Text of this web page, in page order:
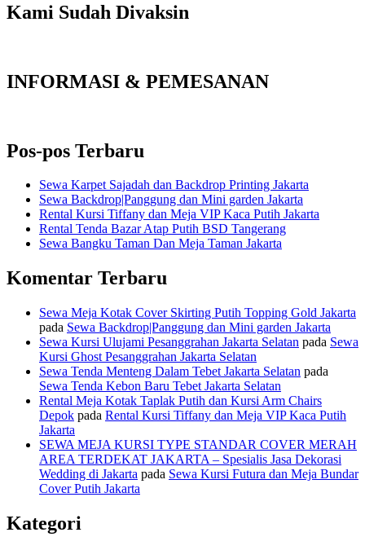
Kami Sudah Divaksin
INFORMASI & PEMESANAN
Pos-pos Terbaru
Sewa Karpet Sajadah dan Backdrop Printing Jakarta
Sewa Backdrop|Panggung dan Mini garden Jakarta
Rental Kursi Tiffany dan Meja VIP Kaca Putih Jakarta
Rental Tenda Bazar Atap Putih BSD Tangerang
Sewa Bangku Taman Dan Meja Taman Jakarta
Komentar Terbaru
Sewa Meja Kotak Cover Skirting Putih Topping Gold Jakarta
pada Sewa Backdrop|Panggung dan Mini garden Jakarta
Sewa Kursi Ulujami Pesanggrahan Jakarta Selatan pada Sewa
Kursi Ghost Pesanggrahan Jakarta Selatan
Sewa Tenda Menteng Dalam Tebet Jakarta Selatan pada
Sewa Tenda Kebon Baru Tebet Jakarta Selatan
Rental Meja Kotak Taplak Putih dan Kursi Arm Chairs
Depok pada Rental Kursi Tiffany dan Meja VIP Kaca Putih
Jakarta
SEWA MEJA KURSI TYPE STANDAR COVER MERAH
AREA TERDEKAT JAKARTA – Spesialis Jasa Dekorasi
Wedding di Jakarta pada Sewa Kursi Futura dan Meja Bundar
Cover Putih Jakarta
Kategori